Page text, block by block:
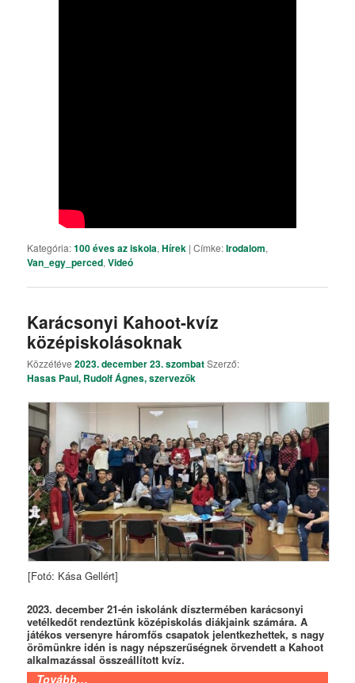
Kategória:100 éves az iskola,Hírek |Címke:Irodalom,
Van_egy_perced,Videó
Karácsonyi Kahoot-kvíz
középiskolásoknak
Közzétéve2023. december 23. szombatSzerző:
Hasas Paul, Rudolf Ágnes, szervezők
[Fotó: Kása Gellért]
2023. december 21-én iskolánk dísztermében karácsonyi
vetélkedőt rendeztünk középiskolás diákjaink számára. A
játékos versenyre háromfős csapatok jelentkezhettek, s nagy
örömünkre idén is nagy népszerűségnek örvendett a Kahoot
alkalmazással összeállított kvíz.
Tovább…